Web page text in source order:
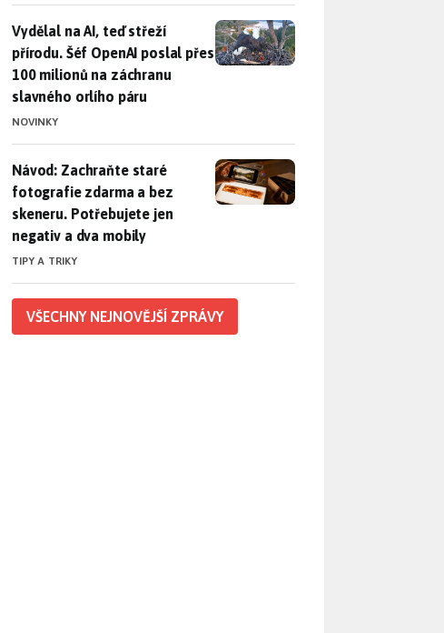
Vydělal na AI, teď střeží přírodu. Šéf OpenAI poslal přes 100
Vydělal na AI, teď střeží
přírodu. Šéf OpenAI poslal přes
100 milionů na záchranu
slavného orlího páru
NOVINKY
Návod: Zachraňte staré fotografie zdarma a bez skeneru.
Návod: Zachraňte staré
fotografie zdarma a bez
skeneru. Potřebujete jen
negativ a dva mobily
TIPY A TRIKY
VŠECHNY NEJNOVĚJŠÍ ZPRÁVY